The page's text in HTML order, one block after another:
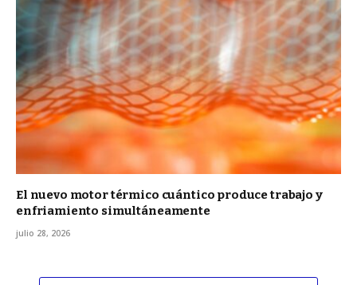
El nuevo motor térmico cuántico produce trabajo y
enfriamiento simultáneamente
julio 28, 2026